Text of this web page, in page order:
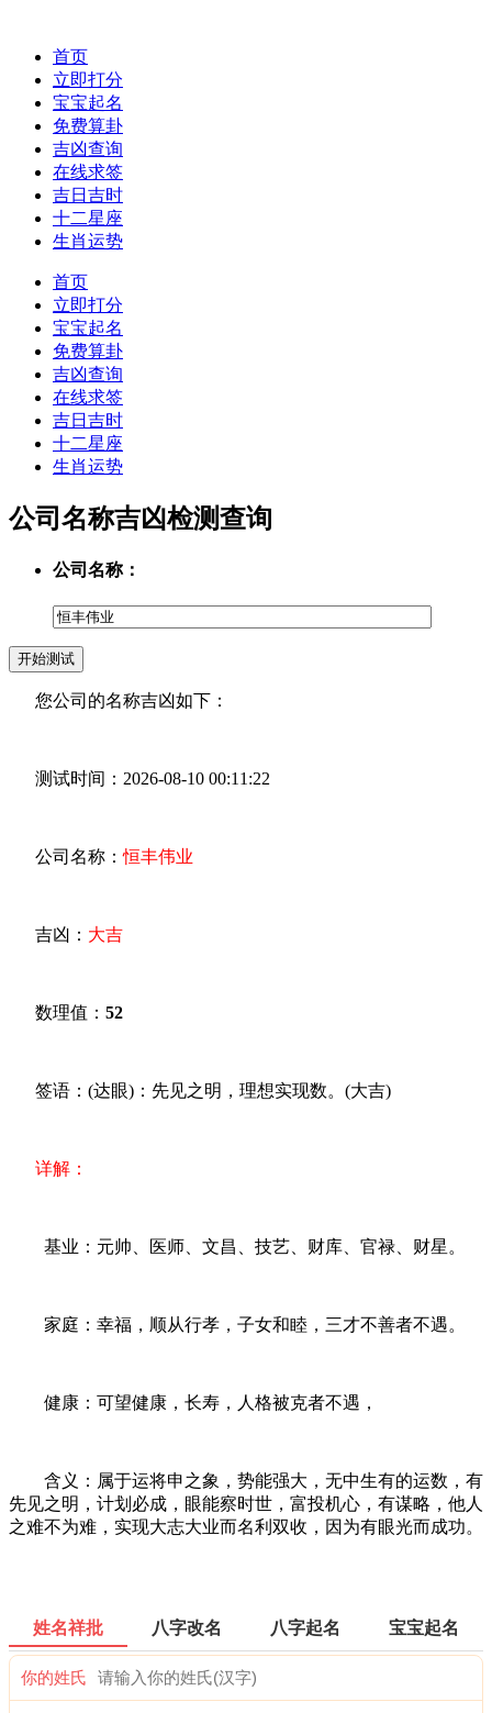
首页
立即打分
宝宝起名
免费算卦
吉凶查询
在线求签
吉日吉时
十二星座
生肖运势
首页
立即打分
宝宝起名
免费算卦
吉凶查询
在线求签
吉日吉时
十二星座
生肖运势
公司名称吉凶检测查询
公司名称：
您公司的名称吉凶如下：
测试时间：2026-08-10 00:11:22
公司名称：恒丰伟业
吉凶： 大吉
数理值： 52
签语：(达眼)：先见之明，理想实现数。(大吉)
详解：
基业：元帅、医师、文昌、技艺、财库、官禄、财星。
家庭：幸福，顺从行孝，子女和睦，三才不善者不遇。
健康：可望健康，长寿，人格被克者不遇，
含义：属于运将申之象，势能强大，无中生有的运数，有
先见之明，计划必成，眼能察时世，富投机心，有谋略，他人
之难不为难，实现大志大业而名利双收，因为有眼光而成功。
姓名祥批 八字改名 八字起名 宝宝起名
你的姓氏